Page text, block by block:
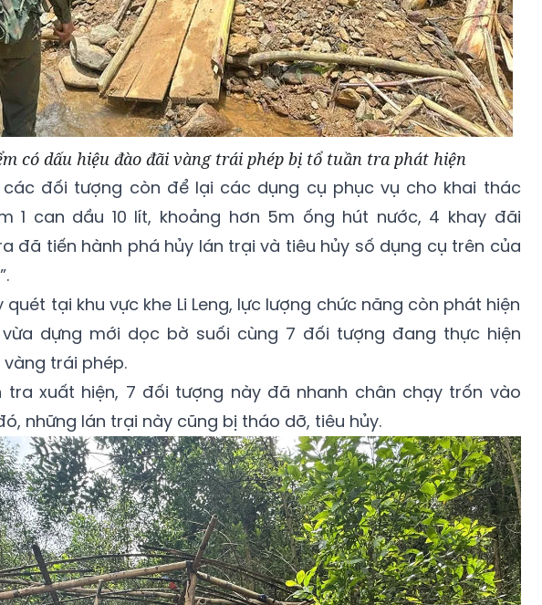
có dấu hiệu đào đãi vàng trái phép bị tổ tuần tra phát hiện
các đối tượng còn để lại các dụng cụ phục vụ cho khai thác
1 can dầu 10 lít, khoảng hơn 5m ống hút nước, 4 khay đãi
đã tiến hành phá hủy lán trại và tiêu hủy số dụng cụ trên của
tại khu vực khe Li Leng, lực lượng chức năng còn phát hiện
dựng mới dọc bờ suối cùng 7 đối tượng đang thực hiện
trái phép.
tra xuất hiện, 7 đối tượng này đã nhanh chân chạy trốn vào
những lán trại này cũng bị tháo dỡ, tiêu hủy.